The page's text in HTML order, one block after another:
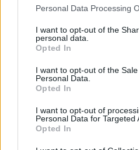
Please note that this website/
not limited to your visit or usage
grant or deny consent to
use your data for below
consent section.
Personal Data Processing
I want to opt-out of the
personal data.
Opted In
I want to opt-out of the
Personal Data.
Opted In
I want to opt-out of
Personal Data for Targeted
Opted In
NECROLOGIE
Mario Malu